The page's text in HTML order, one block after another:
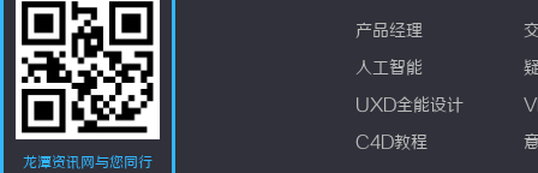
龙潭资讯网与您同行
产品经理
人工智能
UXD全能设计
C4D教程